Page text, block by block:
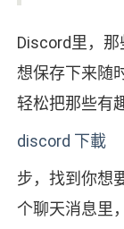
Discord里，那
想保存下来随
轻松把那些有
discord 下載
步，找到你想
个聊天消息里